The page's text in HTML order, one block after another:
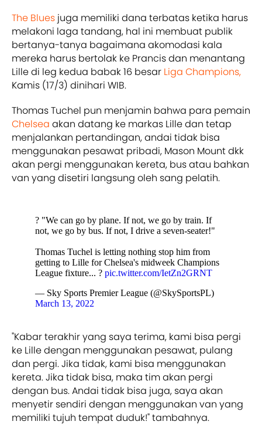
The Blues juga memiliki dana terbatas ketika harus
melakoni laga tandang, hal ini membuat publik
bertanya-tanya bagaimana akomodasi kala
mereka harus bertolak ke Prancis dan menantang
Lille di leg kedua babak 16 besar Liga Champions,
Kamis (17/3) dinihari WIB.
Thomas Tuchel pun menjamin bahwa para pemain
Chelsea akan datang ke markas Lille dan tetap
menjalankan pertandingan, andai tidak bisa
menggunakan pesawat pribadi, Mason Mount dkk
akan pergi menggunakan kereta, bus atau bahkan
van yang disetiri langsung oleh sang pelatih.
?️ "We can go by plane. If not, we go by train. If
not, we go by bus. If not, I drive a seven-seater!"
Thomas Tuchel is letting nothing stop him from
getting to Lille for Chelsea's midweek Champions
League fixture... ? pic.twitter.com/IetZn2GRNT
— Sky Sports Premier League (@SkySportsPL)
March 13, 2022
"Kabar terakhir yang saya terima, kami bisa pergi
ke Lille dengan menggunakan pesawat, pulang
dan pergi. Jika tidak, kami bisa menggunakan
kereta. Jika tidak bisa, maka tim akan pergi
dengan bus. Andai tidak bisa juga, saya akan
menyetir sendiri dengan menggunakan van yang
memiliki tujuh tempat duduk!" tambahnya.